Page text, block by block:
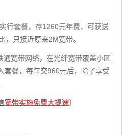
行套餐，存1260元年费，可获送
，只接近原来2M宽带。
宽带网络，在光纤宽带覆盖小区
套餐，每年交960元后，除了享受
宽带实施免费大提速）